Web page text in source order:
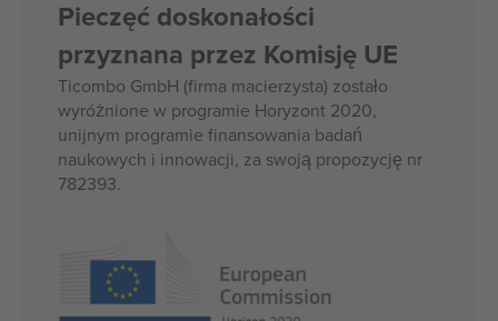
Pieczęć doskonałości
przyznana przez Komisję UE
Ticombo GmbH (firma macierzysta) zostało
wyróżnione w programie Horyzont 2020,
unijnym programie finansowania badań
naukowych i innowacji, za swoją propozycję nr
782393.